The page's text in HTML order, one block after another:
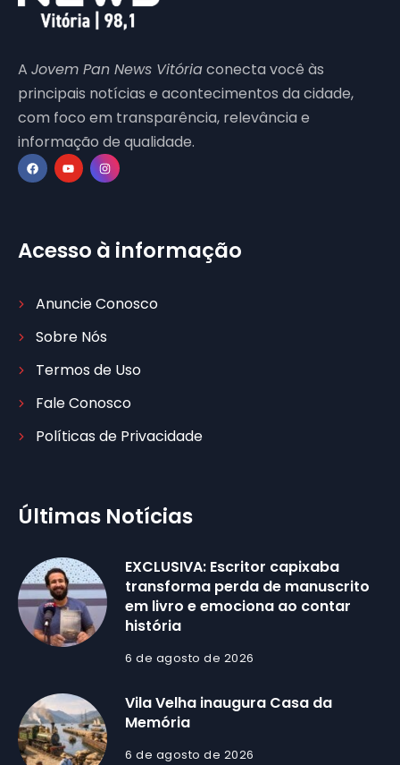
A Jovem Pan News Vitóriaconecta você às
principais notícias e acontecimentos da cidade,
com foco em transparência, relevância e
informação de qualidade.
Acesso à informação
Anuncie Conosco
Sobre Nós
Termos de Uso
Fale Conosco
Políticas de Privacidade
Últimas Notícias
EXCLUSIVA: Escritor capixaba
transforma perda de manuscrito
em livro e emociona ao contar
história
6 de agosto de 2026
Vila Velha inaugura Casa da
Memória
6 de agosto de 2026